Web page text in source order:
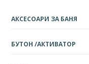
АКСЕСОАРИ ЗА БАНЯ
БУТОН /АКТИВАТОР